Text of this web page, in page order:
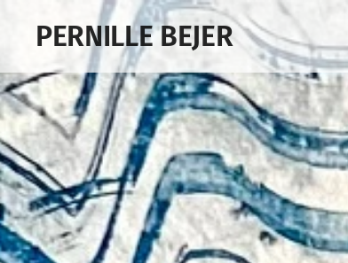
PERNILLE BEJER